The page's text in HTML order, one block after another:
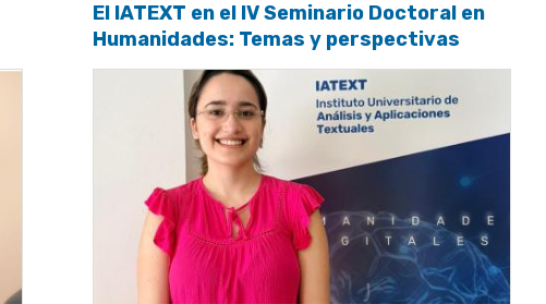
El IATEXT en el IV Seminario Doctoral en
Humanidades: Temas y perspectivas